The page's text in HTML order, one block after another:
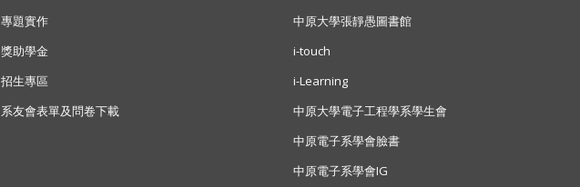
專題實作
獎助學金
招生專區
系友會表單及問卷下載
中原大學張靜愚圖書館
i-touch
i-Learning
中原大學電子工程學系學生會
中原電子系學會臉書
中原電子系學會IG